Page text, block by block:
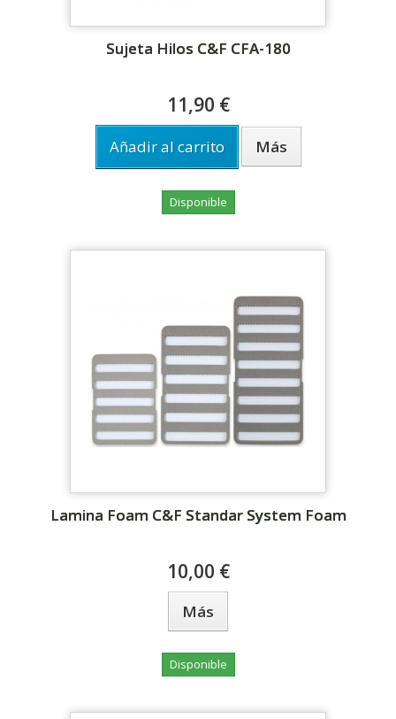
Sujeta Hilos C&F CFA-180
11,90 €
Añadir al carrito Más
Disponible
Lamina Foam C&F Standar System Foam
10,00 €
Más
Disponible